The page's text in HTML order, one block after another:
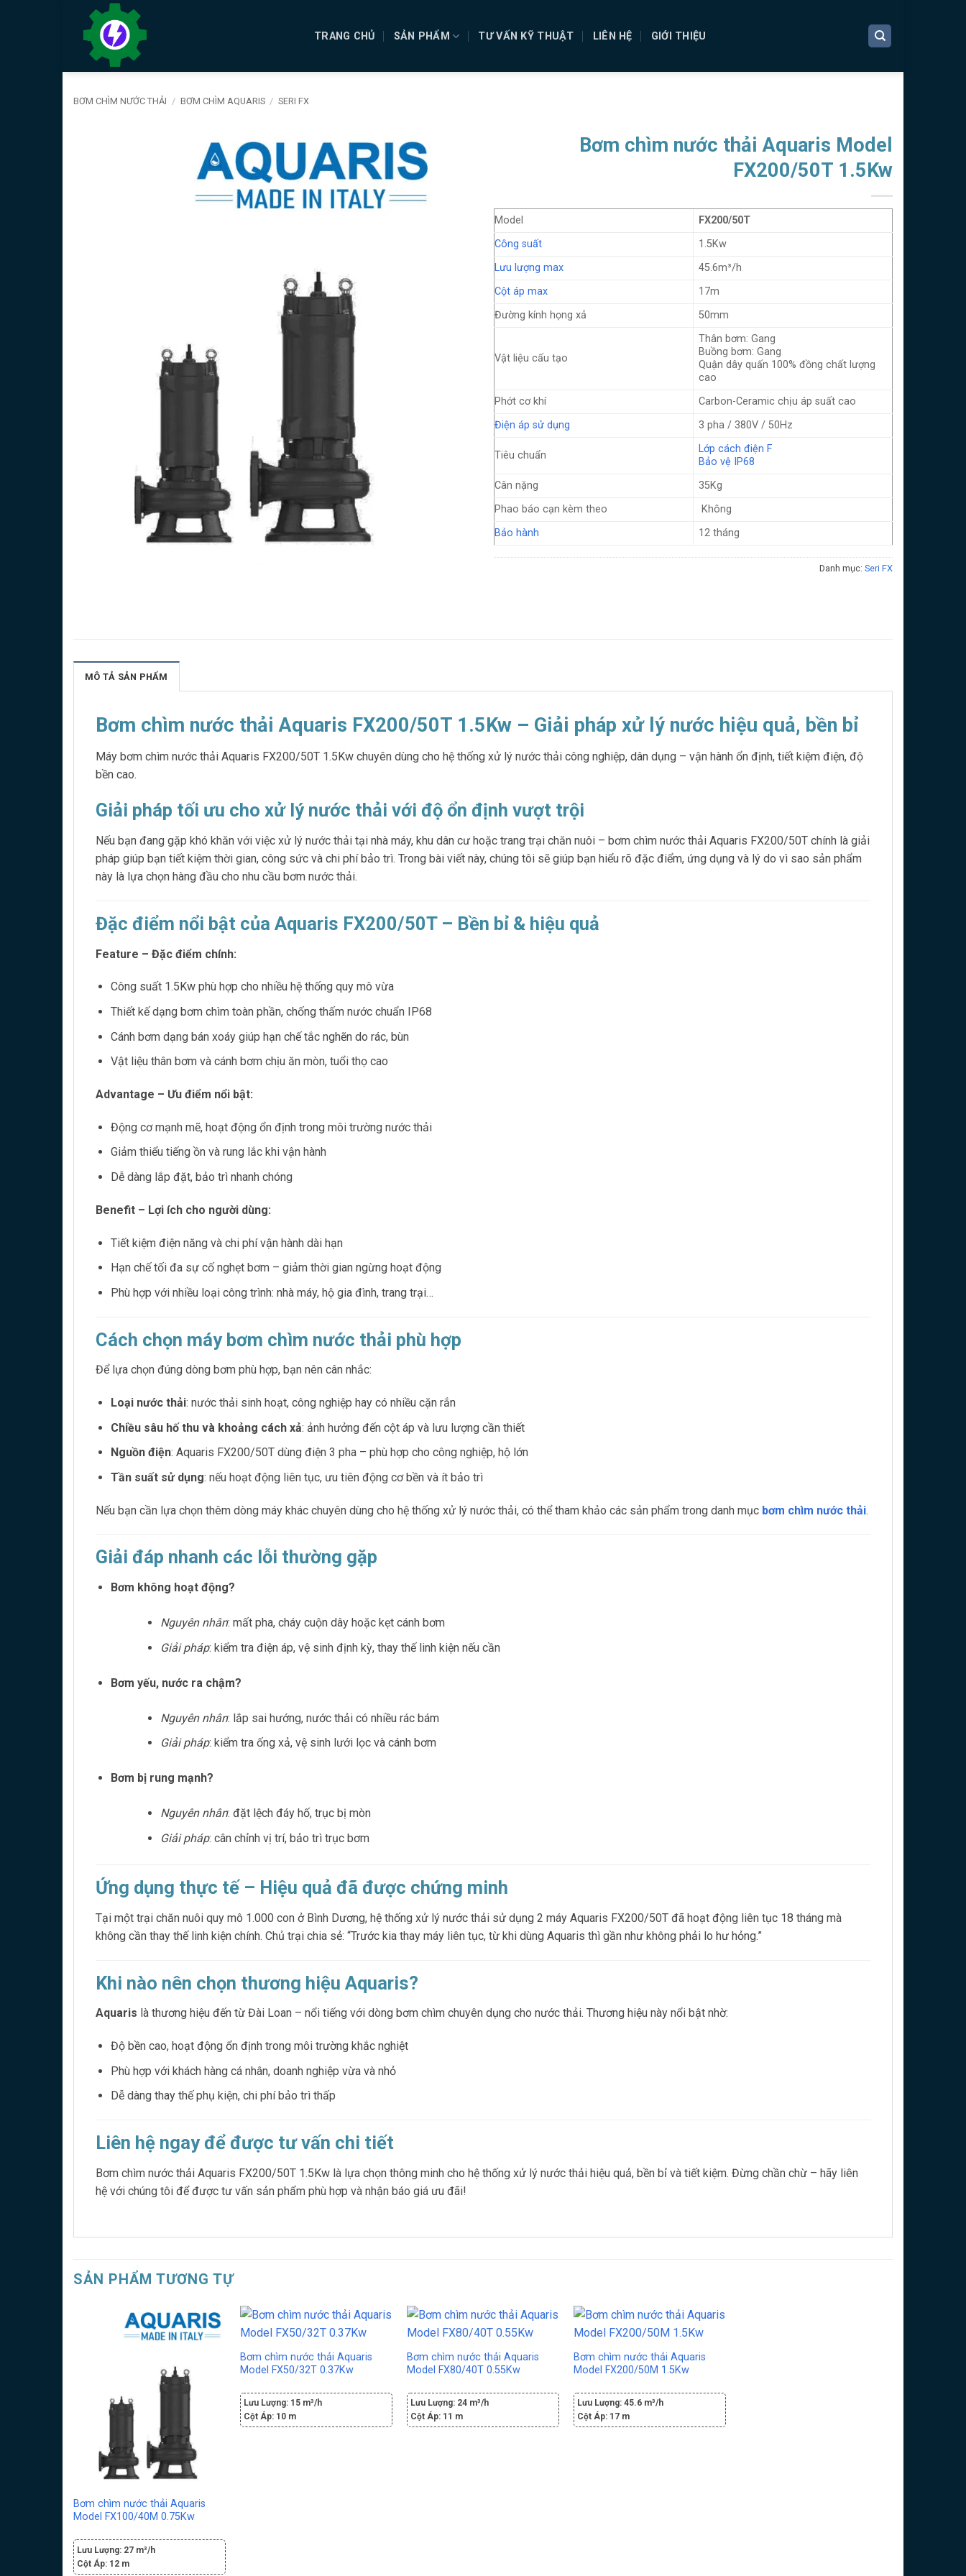
TRANG CHỦ SẢN PHẨM TƯ VẤN KỸ THUẬT LIÊN HỆ GIỚI THIỆU
BƠM CHÌM NƯỚC THẢI / BƠM CHÌM AQUARIS / SERI FX
Bơm chìm nước thải Aquaris Model
FX200/50T 1.5Kw
Model
FX200/50T
Công suất
1.5Kw
Lưu lượng max
45.6m³/h
Cột áp max
17m
Đường kính họng xả
50mm
Vật liệu cấu tạo
Thân bơm: Gang
Buồng bơm: Gang
Quận dây quấn 100% đồng chất lượng
cao
Phớt cơ khí
Carbon-Ceramic chịu áp suất cao
Điện áp sử dụng
3 pha / 380V / 50Hz
Tiêu chuẩn
Lớp cách điện F
Bảo vệ IP68
Cân nặng
35Kg
Phao báo cạn kèm theo
Không
Bảo hành
12 tháng
Danh mục: Seri FX
MÔ TẢ SẢN PHẨM
Bơm chìm nước thải Aquaris FX200/50T 1.5Kw – Giải pháp xử lý nước hiệu quả, bền bỉ
Máy bơm chìm nước thải Aquaris FX200/50T 1.5Kw chuyên dùng cho hệ thống xử lý nước thải công nghiệp, dân dụng – vận hành ổn định, tiết kiệm điện, độ
bền cao.
Giải pháp tối ưu cho xử lý nước thải với độ ổn định vượt trội
Nếu bạn đang gặp khó khăn với việc xử lý nước thải tại nhà máy, khu dân cư hoặc trang trại chăn nuôi – bơm chìm nước thải Aquaris FX200/50T chính là giải
pháp giúp bạn tiết kiệm thời gian, công sức và chi phí bảo trì. Trong bài viết này, chúng tôi sẽ giúp bạn hiểu rõ đặc điểm, ứng dụng và lý do vì sao sản phẩm
này là lựa chọn hàng đầu cho nhu cầu bơm nước thải.
Đặc điểm nổi bật của Aquaris FX200/50T – Bền bỉ & hiệu quả
Feature – Đặc điểm chính:
Công suất 1.5Kw phù hợp cho nhiều hệ thống quy mô vừa
Thiết kế dạng bơm chìm toàn phần, chống thấm nước chuẩn IP68
Cánh bơm dạng bán xoáy giúp hạn chế tắc nghẽn do rác, bùn
Vật liệu thân bơm và cánh bơm chịu ăn mòn, tuổi thọ cao
Advantage – Ưu điểm nổi bật:
Động cơ mạnh mẽ, hoạt động ổn định trong môi trường nước thải
Giảm thiểu tiếng ồn và rung lắc khi vận hành
Dễ dàng lắp đặt, bảo trì nhanh chóng
Benefit – Lợi ích cho người dùng:
Tiết kiệm điện năng và chi phí vận hành dài hạn
Hạn chế tối đa sự cố nghẹt bơm – giảm thời gian ngừng hoạt động
Phù hợp với nhiều loại công trình: nhà máy, hộ gia đình, trang trại…
Cách chọn máy bơm chìm nước thải phù hợp
Để lựa chọn đúng dòng bơm phù hợp, bạn nên cân nhắc:
Loại nước thải: nước thải sinh hoạt, công nghiệp hay có nhiều cặn rắn
Chiều sâu hố thu và khoảng cách xả: ảnh hưởng đến cột áp và lưu lượng cần thiết
Nguồn điện: Aquaris FX200/50T dùng điện 3 pha – phù hợp cho công nghiệp, hộ lớn
Tần suất sử dụng: nếu hoạt động liên tục, ưu tiên động cơ bền và ít bảo trì
Nếu bạn cần lựa chọn thêm dòng máy khác chuyên dùng cho hệ thống xử lý nước thải, có thể tham khảo các sản phẩm trong danh mục bơm chìm nước thải.
Giải đáp nhanh các lỗi thường gặp
Bơm không hoạt động?
Nguyên nhân: mất pha, cháy cuộn dây hoặc kẹt cánh bơm
Giải pháp: kiểm tra điện áp, vệ sinh định kỳ, thay thế linh kiện nếu cần
Bơm yếu, nước ra chậm?
Nguyên nhân: lắp sai hướng, nước thải có nhiều rác bám
Giải pháp: kiểm tra ống xả, vệ sinh lưới lọc và cánh bơm
Bơm bị rung mạnh?
Nguyên nhân: đặt lệch đáy hố, trục bị mòn
Giải pháp: cân chỉnh vị trí, bảo trì trục bơm
Ứng dụng thực tế – Hiệu quả đã được chứng minh
Tại một trại chăn nuôi quy mô 1.000 con ở Bình Dương, hệ thống xử lý nước thải sử dụng 2 máy Aquaris FX200/50T đã hoạt động liên tục 18 tháng mà
không cần thay thế linh kiện chính. Chủ trại chia sẻ: “Trước kia thay máy liên tục, từ khi dùng Aquaris thì gần như không phải lo hư hỏng.”
Khi nào nên chọn thương hiệu Aquaris?
Aquaris là thương hiệu đến từ Đài Loan – nổi tiếng với dòng bơm chìm chuyên dụng cho nước thải. Thương hiệu này nổi bật nhờ:
Độ bền cao, hoạt động ổn định trong môi trường khắc nghiệt
Phù hợp với khách hàng cá nhân, doanh nghiệp vừa và nhỏ
Dễ dàng thay thế phụ kiện, chi phí bảo trì thấp
Liên hệ ngay để được tư vấn chi tiết
Bơm chìm nước thải Aquaris FX200/50T 1.5Kw là lựa chọn thông minh cho hệ thống xử lý nước thải hiệu quả, bền bỉ và tiết kiệm. Đừng chần chừ – hãy liên
hệ với chúng tôi để được tư vấn sản phẩm phù hợp và nhận báo giá ưu đãi!
SẢN PHẨM TƯƠNG TỰ
Bơm chìm nước thải Aquaris
Model FX100/40M 0.75Kw
Lưu Lượng: 27 m³/h
Cột Áp: 12 m
Bơm chìm nước thải Aquaris
Model FX50/32T 0.37Kw
Lưu Lượng: 15 m³/h
Cột Áp: 10 m
Bơm chìm nước thải Aquaris
Model FX80/40T 0.55Kw
Lưu Lượng: 24 m³/h
Cột Áp: 11 m
Bơm chìm nước thải Aquaris
Model FX200/50M 1.5Kw
Lưu Lượng:45.6 m³/h
Cột Áp: 17 m